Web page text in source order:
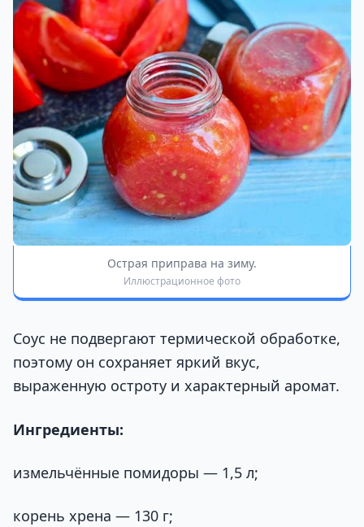
Острая приправа на зиму.
Иллюстрационное фото
Соус не подвергают термической обработке,
поэтому он сохраняет яркий вкус,
выраженную остроту и характерный аромат.
Ингредиенты:
измельчённые помидоры — 1,5 л;
корень хрена — 130 г;